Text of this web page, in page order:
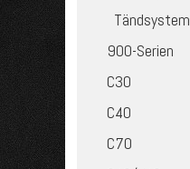
Tändsystem
900-Serien
C30
C40
C70